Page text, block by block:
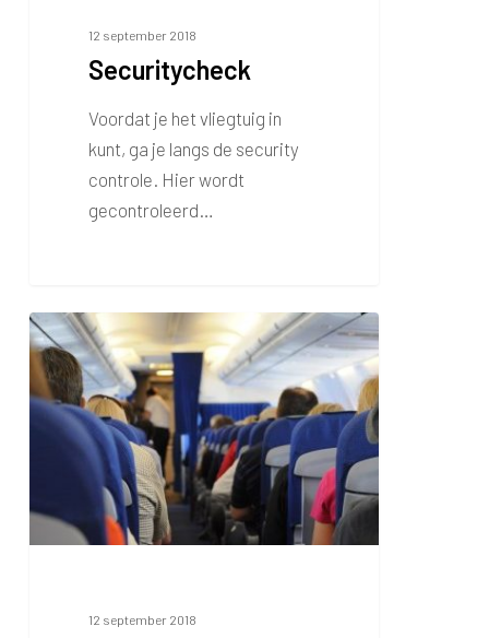
12 september 2018
Securitycheck
Voordat je het vliegtuig in
kunt, ga je langs de security
controle. Hier wordt
gecontroleerd…
Vliegangst
12 september 2018